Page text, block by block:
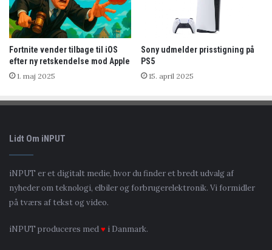
Fortnite vender tilbage til iOS
efter ny retskendelse mod Apple
1. maj 2025
Sony udmelder prisstigning på
PS5
15. april 2025
Lidt Om iNPUT
iNPUT er et digitalt medie, hvor du finder et bredt udvalg af
nyheder om teknologi, elbiler og forbrugerelektronik. Vi formidler
på tværs af tekst og video.
iNPUT produceres med♥ i Danmark.